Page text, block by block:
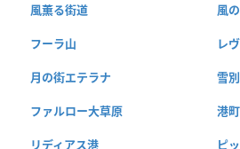
風薫る街道 風
フーラ山 レ
月の街エテラナ 雪
ファルロー大草原 港
リディアス港 ピ